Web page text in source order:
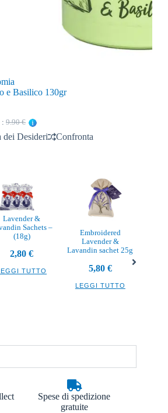
e Basilico 130gr
: 9.90 €
dei Desideri Confronta
Lavender &
Sachets –
(18g)
2,80€
TUTTO
Embroidered
Lavender &
Lavandin sachet 25g
5,80 €
LEGGI TUTTO
Spese di spedizione
gratuite